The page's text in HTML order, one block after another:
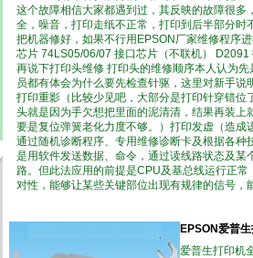
这个故障相信大家都遇到过，其反映的故障很
全，噪音，打印走纸不正常，打印到后半部分
把机器修好，如果不行用EPSON厂家维修程序
芯片 74LS05/06/07 接口芯片（不联机）
再说下打印头维修 打印头的维修顺序本人认为
员都有体会为什么要先检查针驱，这里对新手
打印重影（比较少见吧，大部分是打印针穿错
头就是因为手欠想把里面的泥清清，结果再装
要是复位弹簧老化力度不够。）打印发虚（造成
通过随机诊断程序、专用维修诊断卡及根据各
是用软件发送数据、命令，通过读线路状态及
路。但此法应用的前提是CPU及基总线运行正
对性，能够让某些关键部位出现有规律的信号
EPSON爱普
爱普生打印机